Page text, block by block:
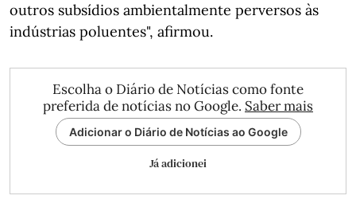
outros subsídios ambientalmente perversos às
indústrias poluentes", afirmou.
Escolha o Diário de Notícias como fonte
preferida de notícias no Google. Saber mais
Adicionar o Diário de Notícias ao Google
Já adicionei